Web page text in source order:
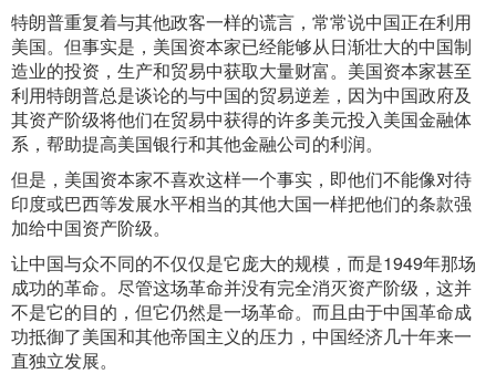
特朗普重复着与其他政客一样的谎言，常常说中国正在利用
美国。但事实是，美国资本家已经能够从日渐壮大的中国制
造业的投资，生产和贸易中获取大量财富。美国资本家甚至
利用特朗普总是谈论的与中国的贸易逆差，因为中国政府及
其资产阶级将他们在贸易中获得的许多美元投入美国金融体
系，帮助提高美国银行和其他金融公司的利润。
但是，美国资本家不喜欢这样一个事实，即他们不能像对待
印度或巴西等发展水平相当的其他大国一样把他们的条款强
加给中国资产阶级。
让中国与众不同的不仅仅是它庞大的规模，而是1949年那场
成功的革命。尽管这场革命并没有完全消灭资产阶级，这并
不是它的目的，但它仍然是一场革命。而且由于中国革命成
功抵御了美国和其他帝国主义的压力，中国经济几十年来一
直独立发展。